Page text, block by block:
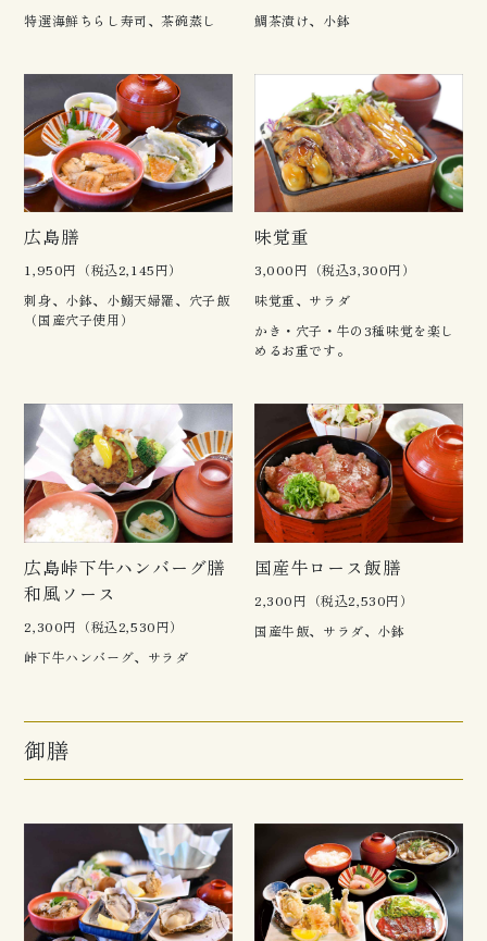
特選海鮮ちらし寿司、茶碗蒸し
鯛茶漬け、小鉢
広島膳
1,950円（税込2,145円）
刺身、小鉢、小鰯天婦羅、穴子飯
（国産穴子使用）
味覚重
3,000円（税込3,300円）
味覚重、サラダ
かき・穴子・牛の3種味覚を楽し
めるお重です。
広島峠下牛ハンバーグ膳
和風ソース
2,300円（税込2,530円）
峠下牛ハンバーグ、サラダ
国産牛ロース飯膳
2,300円（税込2,530円）
国産牛飯、サラダ、小鉢
御膳